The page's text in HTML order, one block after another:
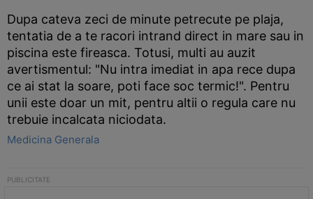
Dupa cateva zeci de minute petrecute pe plaja,
tentatia de a te racori intrand direct in mare sau in
piscina este fireasca. Totusi, multi au auzit
avertismentul: "Nu intra imediat in apa rece dupa
ce ai stat la soare, poti face soc termic!". Pentru
unii este doar un mit, pentru altii o regula care nu
trebuie incalcata niciodata.
Medicina Generala